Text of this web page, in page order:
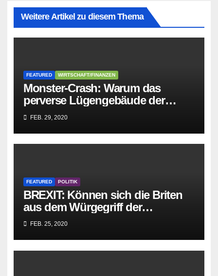
Weitere Artikel zu diesem Thema
FEATURED WIRTSCHAFT/FINANZEN
Monster-Crash: Warum das
perverse Lügengebäude der
Sozialisten in sich
zusammenbricht!
FEB. 29, 2020
FEATURED POLITIK
BREXIT: Können sich die Briten
aus dem Würgegriff der
parasitären EU-Mafia befreien?
FEB. 25, 2020